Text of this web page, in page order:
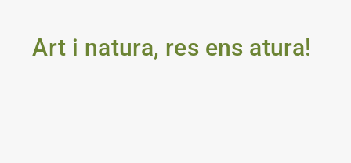
Art i natura, res ens atura!